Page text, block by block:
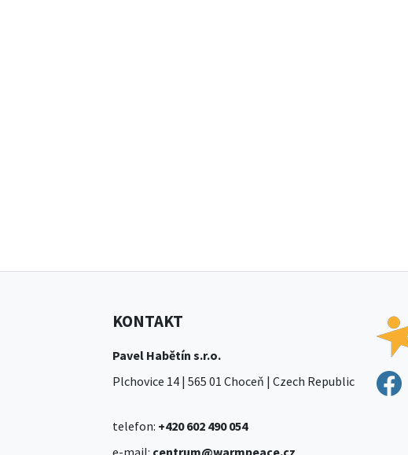
KONTAKT
Pavel Habětín s.r.o.
Plchovice 14 | 565 01 Choceň | Czech Republic
telefon: +420 602 490 054
e-mail: centrum@warmpeace.cz